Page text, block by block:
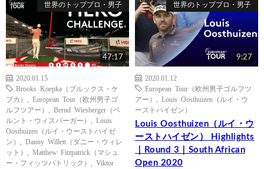
世界のトッププロ・男子
47:17
2020.01.15
Brooks Koepka（ブルックス・ケ
プカ）
European Tour（欧州男子ゴ
ルフツアー）
Bernd Wiesberger（ベ
ルント・ウィスバーガー）
Louis
Oosthuizen（ルイ・ウーストハイゼ
ン）
Danny Willett（ダニー・ウィレ
ット）
Matthew Fitzpatrick（マシュ
ー・フィッツパトリック）
Viktor
世界のトッププロ・男子
9:27
2020.01.12
European Tour（欧州男子ゴルフツ
アー）
Louis Oosthuizen（ルイ・ウ
ーストハイゼン）
Louis Oosthuizen（ルイ・ウ
ーストハイゼン） Highlights
｜Round 3｜South African
Open 2020